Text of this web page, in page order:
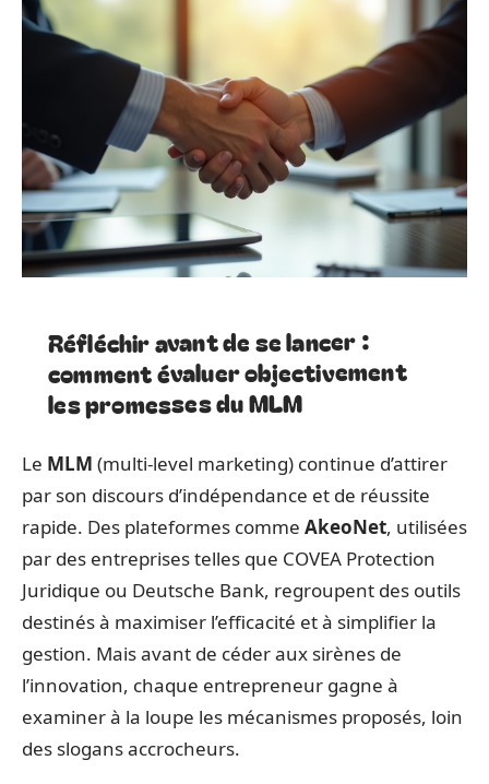
Réfléchir avant de se lancer :
comment évaluer objectivement
les promesses du MLM
Le MLM (multi-level marketing) continue d’attirer
par son discours d’indépendance et de réussite
rapide. Des plateformes comme AkeoNet, utilisées
par des entreprises telles que COVEA Protection
Juridique ou Deutsche Bank, regroupent des outils
destinés à maximiser l’efficacité et à simplifier la
gestion. Mais avant de céder aux sirènes de
l’innovation, chaque entrepreneur gagne à
examiner à la loupe les mécanismes proposés, loin
des slogans accrocheurs.